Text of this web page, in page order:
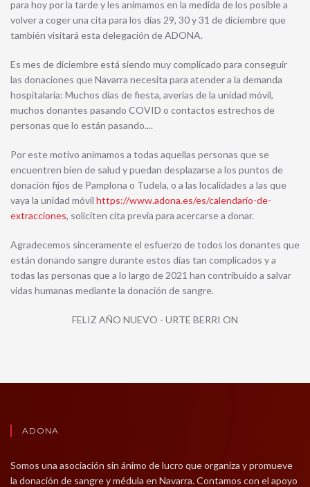
para hoy por la tarde y les animamos en la medida de los posible a
volver a coger una cita para los días 29, 30 y 31 de diciembre que
también visitará esta delegación de ADONA.
Es mes de diciembre está siendo muy complicado para conseguir
las donaciones que Navarra necesita para atender a la demanda
hospitalaria: Muchos días de fiesta, averías de la unidad móvil,
muchos donantes pasando COVID o contactos estrechos de
personas que lo están pasando....
Por este motivo animamos a todas aquellas personas que se
encuentren bien de salud y puedan desplazarse a los puntos de
donación fijos de Pamplona o Tudela, o a las localidades a las que
vaya la unidad móvil https://www.adona.es/es/calendario-de-
extracciones, soliciten cita previa para acercarse a donar.
Agradecemos sinceramente el esfuerzo de todos los donantes que
están donando sangre durante estos días tan complicados y a
todas las personas que a lo largo de 2021 han contribuido a salvar
vidas humanas mediante la donación de sangre.
FELIZ AÑO NUEVO - URTE BERRI ON
ADONA
Somos una asociación sin ánimo de lucro que organiza y promueve
la donación de sangre y médula en Navarra. Contamos con el apoyo